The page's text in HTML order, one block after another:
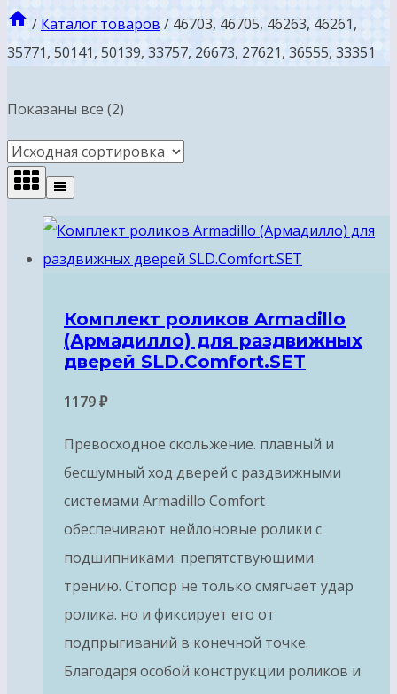
/ Каталог товаров / 46703, 46705, 46263, 46261,
35771, 50141, 50139, 33757, 26673, 27621, 36555, 33351
Показаны все (2)
Комплект роликов Armadillo
(Армадилло) для раздвижных
дверей SLD.Comfort.SET
1179₽
Превосходное скольжение. плавный и
бесшумный ход дверей с раздвижными
системами Armadillo Comfort
обеспечивают нейлоновые ролики с
подшипниками. препятствующими
трению. Стопор не только смягчает удар
ролика. но и фиксирует его от
подпрыгиваний в конечной точке.
Благодаря особой конструкции роликов и